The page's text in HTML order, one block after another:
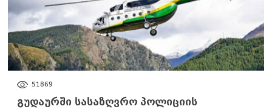
51869
გუდაურში სასაზღვრო პოლიციის